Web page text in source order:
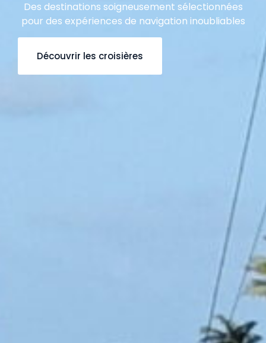
Des destinations soigneusement sélectionnées
pour des expériences de navigation inoubliables
Découvrir les croisières